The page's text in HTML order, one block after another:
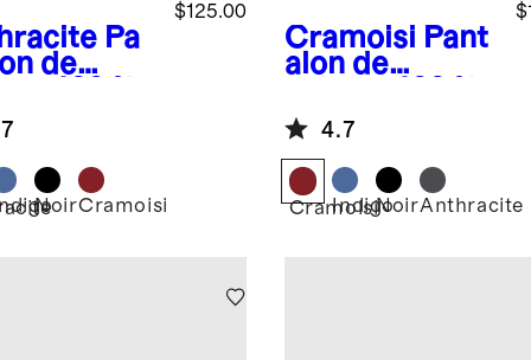
Pa
de
$125.00
NoirCramoisi
Cramoisi Pant
alon de
soie lavable
4.7
Cramoisi
IndigoNoirAnthracite